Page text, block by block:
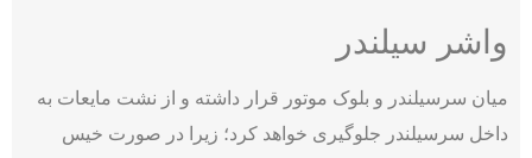
واشر سیلندر
میان سرسیلندر و بلوک موتور قرار داشته و از نشت مایعات به
داخل سرسیلندر جلوگیری خواهد کرد؛ زیرا در صورت خیس